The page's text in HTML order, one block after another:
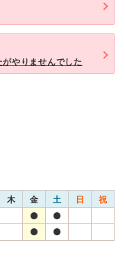
やりませんでした
木 金 土 日 祝